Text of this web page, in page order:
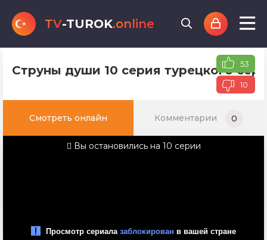
TV-TUROK.online
Струны души 10 серия турецкого 53
10
Смотреть онлайн Комментарии 0
Вы остановились на 10 серии